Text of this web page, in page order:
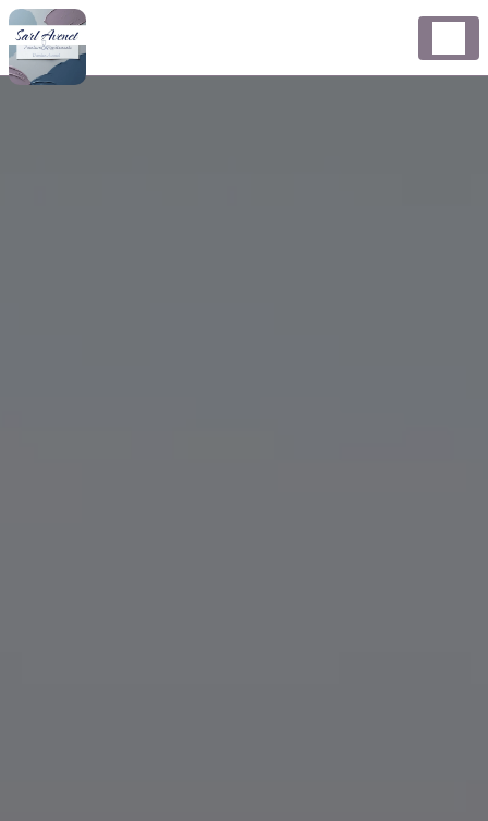
Panneau de gestion des cookies